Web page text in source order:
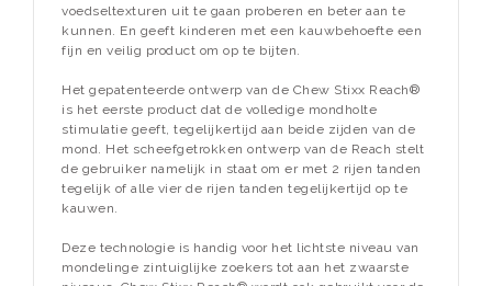
voedseltexturen uit te gaan proberen en beter aan te
kunnen. En geeft kinderen met een kauwbehoefte een
fijn en veilig product om op te bijten.
Het gepatenteerde ontwerp van de Chew Stixx Reach®
is het eerste product dat de volledige mondholte
stimulatie geeft, tegelijkertijd aan beide zijden van de
mond. Het scheefgetrokken ontwerp van de Reach stelt
de gebruiker namelijk in staat om er met 2 rijen tanden
tegelijk of alle vier de rijen tanden tegelijkertijd op te
kauwen.
Deze technologie is handig voor het lichtste niveau van
mondelinge zintuiglijke zoekers tot aan het zwaarste